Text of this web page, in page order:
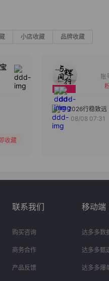
小店收藏 品牌收藏
收藏
2026行稳致远
08/08 07:31
联系我们
购买咨询
商务合作
产品反馈
移动端
达多多数
达多多甄
达多多爆